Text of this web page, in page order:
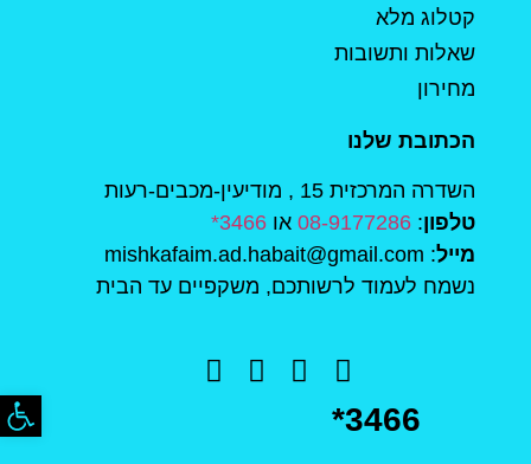
קטלוג מלא
שאלות ותשובות
מחירון
הכתובת שלנו
השדרה המרכזית 15 , מודיעין-מכבים-רעות
טלפון:
08-9177286 או 3466*
מייל: mishkafaim.ad.habait@gmail.com
נשמח לעמוד לרשותכם, משקפיים עד הבית
*3466 פתח